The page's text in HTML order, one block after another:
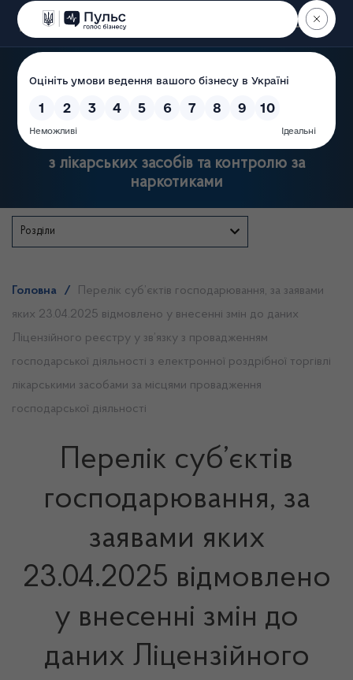
Пошук
Державна служба України
з лікарських засобів та контролю за
наркотиками
Розділи
Головна /
Перелік суб’єктів господарювання, за заявами
яких 23.04.2025 відмовлено у внесенні змін до даних
Ліцензійного реєстру у зв’язку з провадженням
господарської діяльності з електронної роздрібної торгівлі
лікарськими засобами за місцями провадження
господарської діяльності
Перелік суб’єктів
господарювання, за
заявами яких
23.04.2025 відмовлено
у внесенні змін до
даних Ліцензійного